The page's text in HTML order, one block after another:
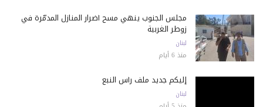
مجلس الجنوب ينهي مسح أضرار المنازل المدمّرة في
زوطر الغربية
لبنان
منذ 6 أيام
إليكم جديد ملف رأس النبع
لبنان